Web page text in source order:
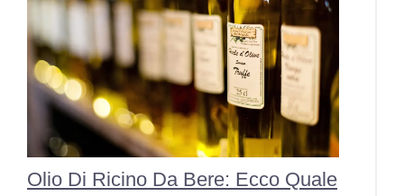
Olio Di Ricino Da Bere: Ecco Quale